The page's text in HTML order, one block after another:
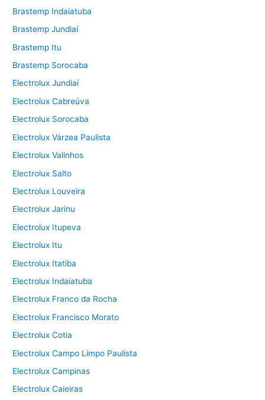
Brastemp Indaiatuba
Brastemp Jundiaí
Brastemp Itu
Brastemp Sorocaba
Electrolux Jundiaí
Electrolux Cabreúva
Electrolux Sorocaba
Electrolux Várzea Paulista
Electrolux Valinhos
Electrolux Salto
Electrolux Louveira
Electrolux Jarinu
Electrolux Itupeva
Electrolux Itu
Electrolux Itatiba
Electrolux Indaiatuba
Electrolux Franco da Rocha
Electrolux Francisco Morato
Electrolux Cotia
Electrolux Campo Limpo Paulista
Electrolux Campinas
Electrolux Caieiras